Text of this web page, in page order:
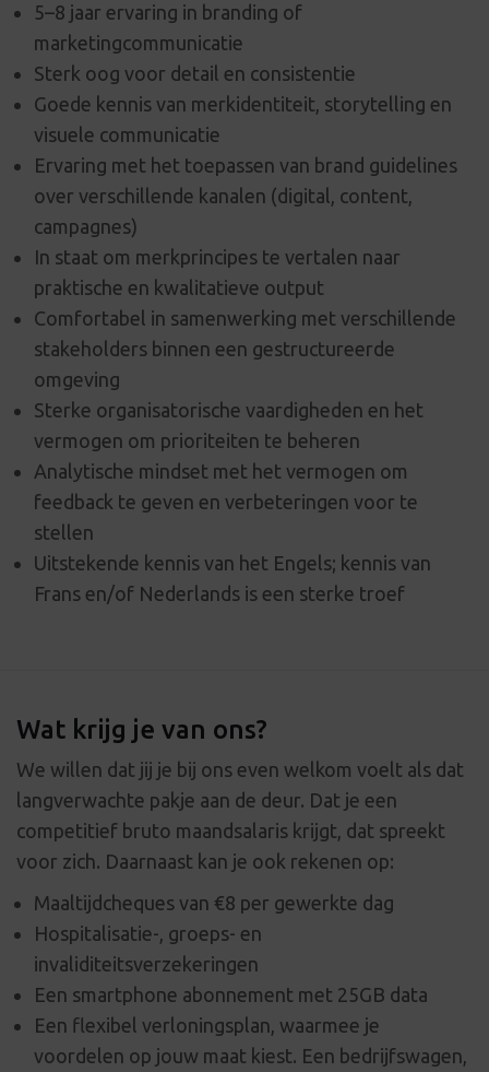
5–8 jaar ervaring in branding of
marketingcommunicatie
Sterk oog voor detail en consistentie
Goede kennis van merkidentiteit, storytelling en
visuele communicatie
Ervaring met het toepassen van brand guidelines
over verschillende kanalen (digital, content,
campagnes)
In staat om merkprincipes te vertalen naar
praktische en kwalitatieve output
Comfortabel in samenwerking met verschillende
stakeholders binnen een gestructureerde
omgeving
Sterke organisatorische vaardigheden en het
vermogen om prioriteiten te beheren
Analytische mindset met het vermogen om
feedback te geven en verbeteringen voor te
stellen
Uitstekende kennis van het Engels; kennis van
Frans en/of Nederlands is een sterke troef
Wat krijg je van ons?
We willen dat jij je bij ons even welkom voelt als dat
langverwachte pakje aan de deur. Dat je een
competitief bruto maandsalaris krijgt, dat spreekt
voor zich. Daarnaast kan je ook rekenen op:
Maaltijdcheques van €8 per gewerkte dag
Hospitalisatie-, groeps- en
invaliditeitsverzekeringen
Een smartphone abonnement met 25GB data
Een flexibel verloningsplan, waarmee je
voordelen op jouw maat kiest. Een bedrijfswagen,